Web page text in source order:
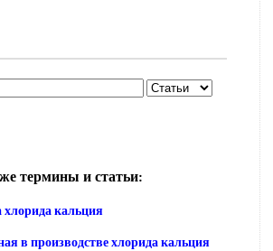
термины и статьи:
хлорида кальция
в производстве хлорида кальция